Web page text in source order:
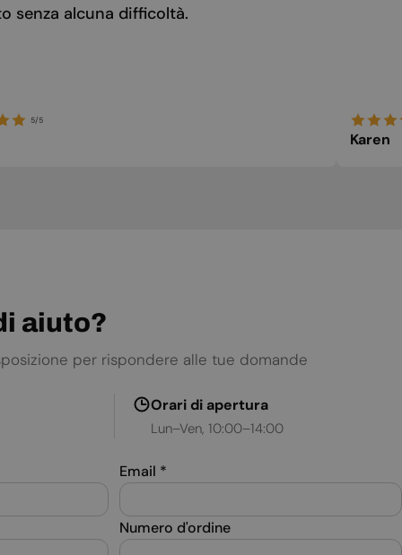
senza alcuna difficoltà.
5/5
Karen
aiuto?
per rispondere alle tue domande
Orari di apertura
Lun–Ven, 10:00–14:00
Email *
Numero d'ordine
ICELANDIC
SERBIAN
SLOVAK